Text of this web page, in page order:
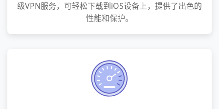
级VPN服务，可轻松下载到iOS设备上，提供了出色的
性能和保护。